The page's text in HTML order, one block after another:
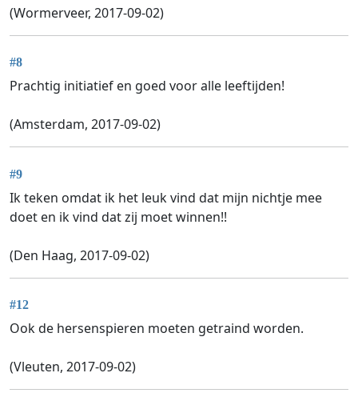
(Wormerveer, 2017-09-02)
#8
Prachtig initiatief en goed voor alle leeftijden!
(Amsterdam, 2017-09-02)
#9
Ik teken omdat ik het leuk vind dat mijn nichtje mee
doet en ik vind dat zij moet winnen!!
(Den Haag, 2017-09-02)
#12
Ook de hersenspieren moeten getraind worden.
(Vleuten, 2017-09-02)